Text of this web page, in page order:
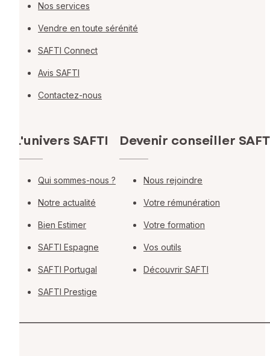
Nos services
Vendre en toute sérénité
SAFTI Connect
Avis SAFTI
Contactez-nous
L'univers SAFTI
Qui sommes-nous ?
Notre actualité
Bien Estimer
SAFTI Espagne
SAFTI Portugal
SAFTI Prestige
Devenir conseiller
Nous rejoindre
Votre rémunération
Votre formation
Vos outils
Découvrir SAFTI